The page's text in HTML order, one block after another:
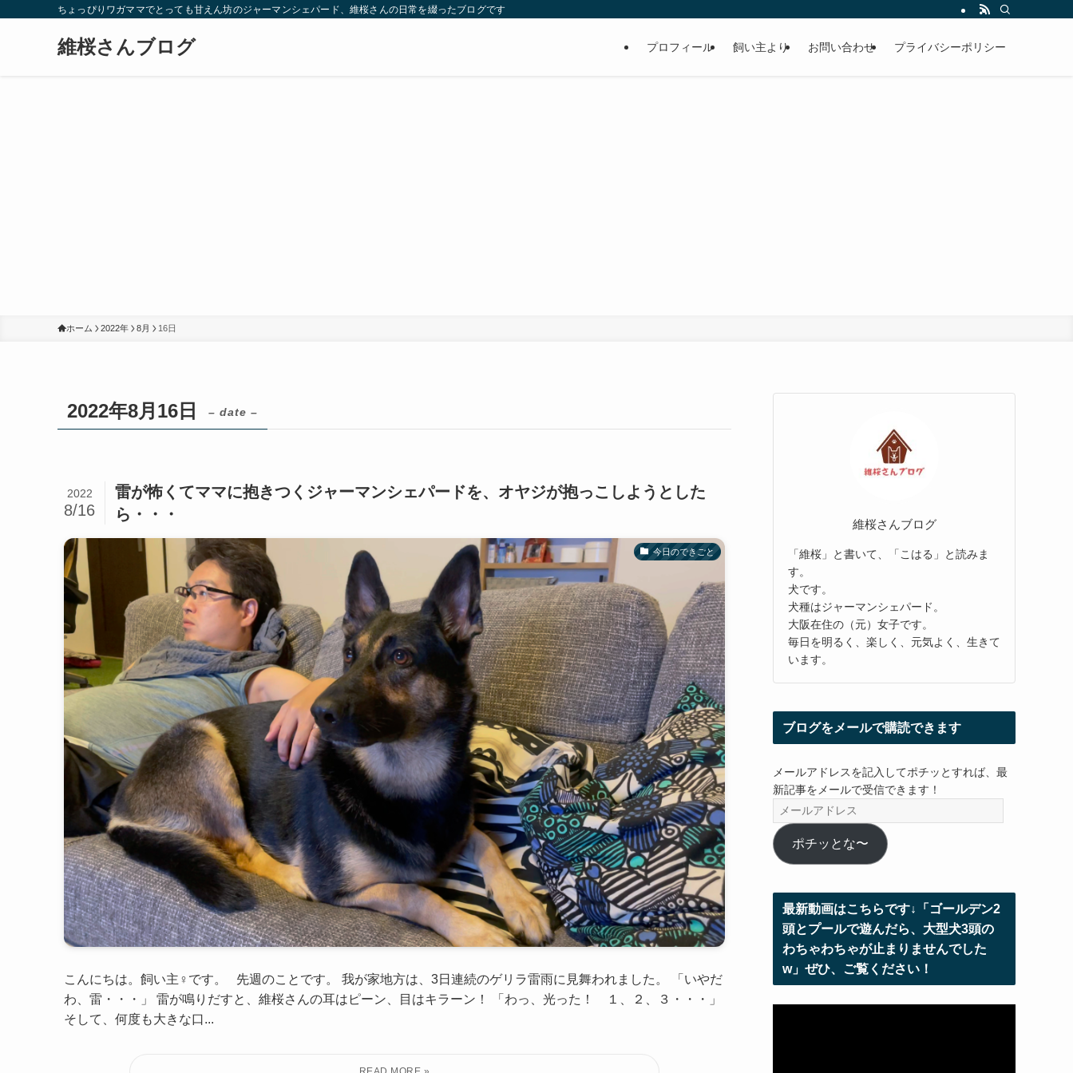
ちょっぴりワガママでとっても甘えん坊のジャーマンシェパード、維桜さんの日常を綴ったブログです
維桜さんブログ プロフィール 飼い主より お問い合わせ プライバシーポリシー
ホーム 2022年 8月 16日
2022年8月16日 – date –
雷が怖くてママに抱きつくジャーマンシェパードを、オヤジが抱っこしようとした
ら・・・
2022
8/16
今日のできごと
こんにちは。飼い主♀です。 先週のことです。 我が家地方は、3日連続のゲリラ雷雨に見舞われました。 「いやだ
わ、雷・・・」 雷が鳴りだすと、維桜さんの耳はピーン、目はキラーン！ 「わっ、光った！ １、２、３・・・」
そして、何度も大きな口...
維桜さんブログ
「維桜」と書いて、「こはる」と読みま
す。
犬です。
犬種はジャーマンシェパード。
大阪在住の（元）女子です。
毎日を明るく、楽しく、元気よく、生きて
います。
ブログをメールで購読できます
メールアドレスを記入してポチッとすれば、最
新記事をメールで受信できます！
ー
ル
ア
レ
ス
ポチッとな〜
最新動画はこちらです↓「ゴールデン2
頭とプールで遊んだら、大型犬3頭の
わちゃわちゃが止まりませんでした
w」ぜひ、ご覧ください！